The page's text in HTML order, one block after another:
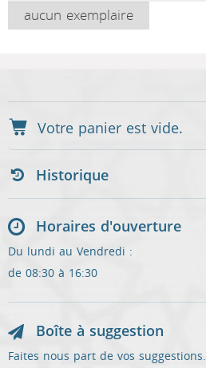
aucun exemplaire
Historique
Horaires d'ouverture
Du lundi au Vendredi :
de 08:30 à 16:30
Boîte à suggestion
Faites nous part de vos suggestions.